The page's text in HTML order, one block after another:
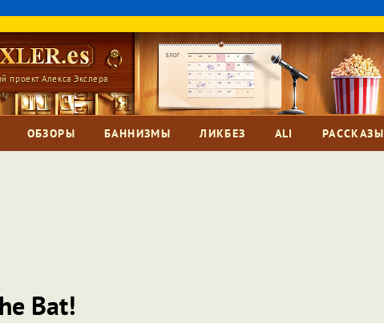
проект Алекса Экслера
ОБЗОРЫ БАННИЗМЫ ЛИКБЕЗ ALI РАССКАЗЫ
Bat!